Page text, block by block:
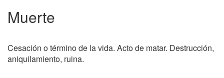
Muerte
Cesación o término de la vida. Acto de matar. Destrucción,
aniquilamiento, ruina.